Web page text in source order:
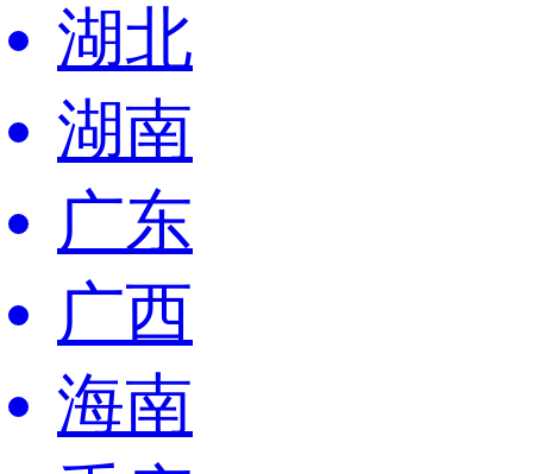
湖北
湖南
广东
广西
海南